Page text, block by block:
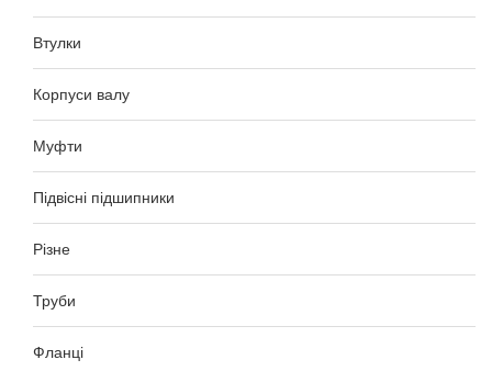
Втулки
Корпуси валу
Муфти
Підвісні підшипники
Різне
Труби
Фланці